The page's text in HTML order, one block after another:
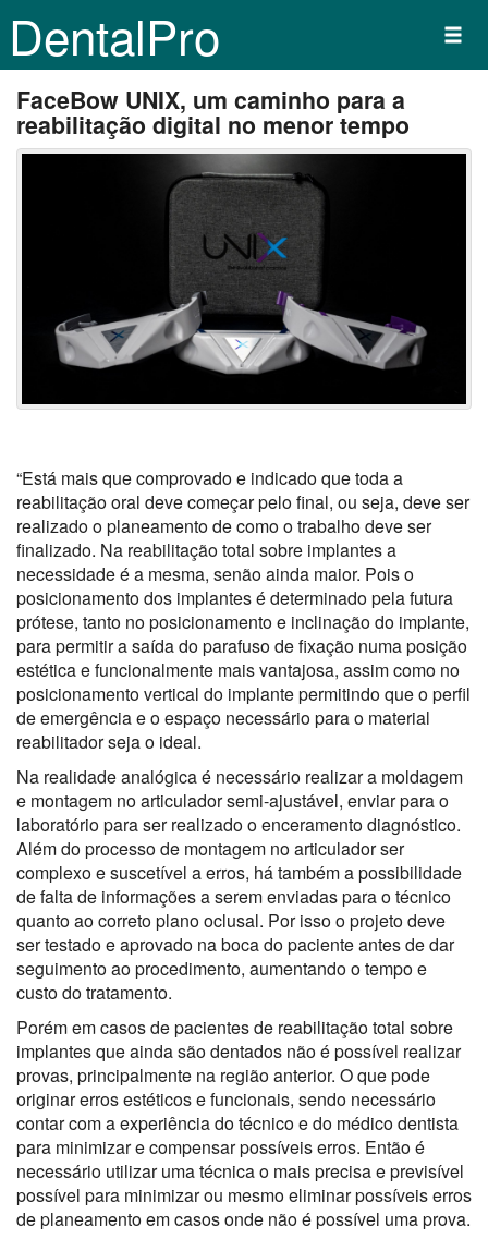
DentalPro
FaceBow UNIX, um caminho para a
reabilitação digital no menor tempo
“Está mais que comprovado e indicado que toda a
reabilitação oral deve começar pelo final, ou seja, deve ser
realizado o planeamento de como o trabalho deve ser
finalizado. Na reabilitação total sobre implantes a
necessidade é a mesma, senão ainda maior. Pois o
posicionamento dos implantes é determinado pela futura
prótese, tanto no posicionamento e inclinação do implante,
para permitir a saída do parafuso de fixação numa posição
estética e funcionalmente mais vantajosa, assim como no
posicionamento vertical do implante permitindo que o perfil
de emergência e o espaço necessário para o material
reabilitador seja o ideal.
Na realidade analógica é necessário realizar a moldagem
e montagem no articulador semi-ajustável, enviar para o
laboratório para ser realizado o enceramento diagnóstico.
Além do processo de montagem no articulador ser
complexo e suscetível a erros, há também a possibilidade
de falta de informações a serem enviadas para o técnico
quanto ao correto plano oclusal. Por isso o projeto deve
ser testado e aprovado na boca do paciente antes de dar
seguimento ao procedimento, aumentando o tempo e
custo do tratamento.
Porém em casos de pacientes de reabilitação total sobre
implantes que ainda são dentados não é possível realizar
provas, principalmente na região anterior. O que pode
originar erros estéticos e funcionais, sendo necessário
contar com a experiência do técnico e do médico dentista
para minimizar e compensar possíveis erros. Então é
necessário utilizar uma técnica o mais precisa e previsível
possível para minimizar ou mesmo eliminar possíveis erros
de planeamento em casos onde não é possível uma prova.